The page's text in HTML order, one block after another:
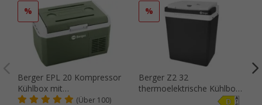
%
Berger EPL 20 Kompressor
Kühlbox mit
Tiefkühlfunktion 12V 24V
(Über 100)
%
Berger Z2 32
thermoelektrische Kühlbox